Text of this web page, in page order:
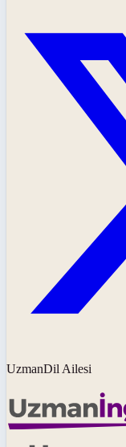
UzmanDil Ailesi